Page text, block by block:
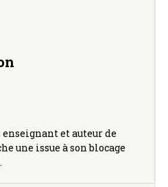
et auteur de
une issue à son blocage